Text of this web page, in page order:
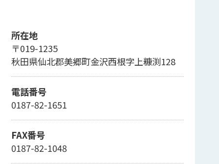
所在地
〒019-1235
秋田県仙北郡美郷町金沢西根字上糠渕128
電話番号
0187-82-1651
FAX番号
0187-82-1048